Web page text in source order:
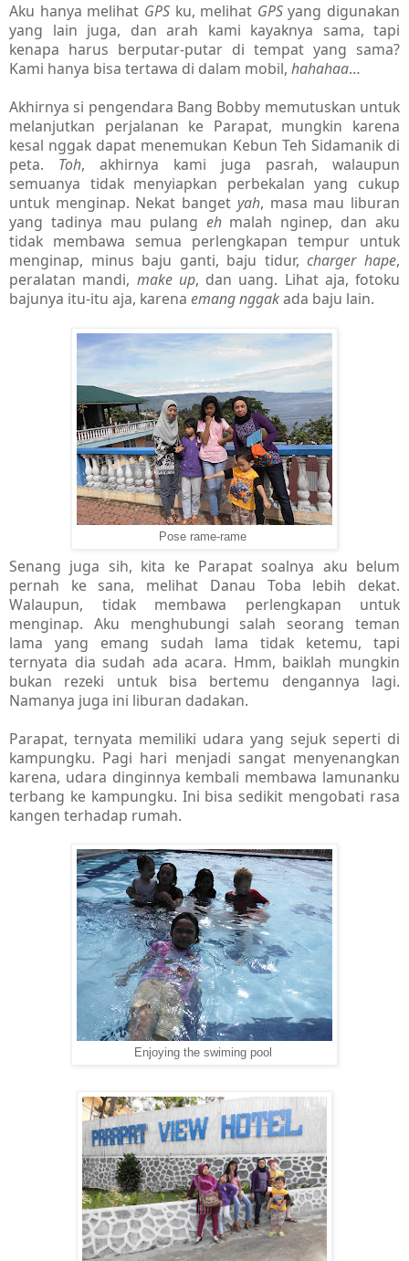
Aku hanya melihat GPSku, melihat GPSyang digunakan
yang lain juga, dan arah kami kayaknya sama, tapi
kenapa harus berputar-putar di tempat yang sama?
Kami hanya bisa tertawa di dalam mobil, hahahaa…
Akhirnya si pengendara Bang Bobby memutuskan untuk
melanjutkan perjalanan ke Parapat, mungkin karena
kesal nggak dapat menemukan Kebun Teh Sidamanik di
peta. Toh, akhirnya kami juga pasrah, walaupun
semuanya tidak menyiapkan perbekalan yang cukup
untuk menginap. Nekat banget yah, masa mau liburan
yang tadinya mau pulang ehmalah nginep, dan aku
tidak membawa semua perlengkapan tempur untuk
menginap, minus baju ganti, baju tidur,charger hape,
peralatan mandi, make up, dan uang. Lihat aja, fotoku
bajunya itu-itu aja, karena emang nggakada baju lain.
Pose rame-rame
Senang juga sih, kita ke Parapat soalnya aku belum
pernah ke sana, melihat Danau Toba lebih dekat.
Walaupun, tidak membawa perlengkapan untuk
menginap. Aku menghubungi salah seorang teman
lama yang emang sudah lama tidak ketemu, tapi
ternyata dia sudah ada acara. Hmm, baiklah mungkin
bukan rezeki untuk bisa bertemu dengannya lagi.
Namanya juga ini liburan dadakan.
Parapat, ternyata memiliki udara yang sejuk seperti di
kampungku. Pagi hari menjadi sangat menyenangkan
karena, udara dinginnya kembali membawa lamunanku
terbang ke kampungku. Ini bisa sedikit mengobati rasa
kangen terhadap rumah.
Enjoying the swiming pool